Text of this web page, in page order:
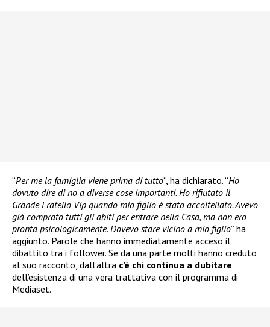
“Per me la famiglia viene prima di tutto“, ha dichiarato. “Ho
dovuto dire di no a diverse cose importanti. Ho rifiutato il
Grande Fratello Vip quando mio figlio è stato accoltellato. Avevo
già comprato tutti gli abiti per entrare nella Casa, ma non ero
pronta psicologicamente. Dovevo stare vicino a mio figlio” ha
aggiunto. Parole che hanno immediatamente acceso il
dibattito tra i follower. Se da una parte molti hanno creduto
al suo racconto, dall’altra c’è chi continua a dubitare
dell’esistenza di una vera trattativa con il programma di
Mediaset.